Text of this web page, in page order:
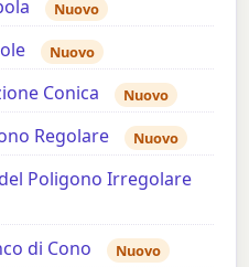
Nuovo
Nuovo
Conica Nuovo
Regolare Nuovo
Poligono Irregolare
di Cono Nuovo